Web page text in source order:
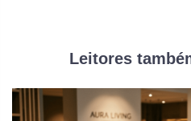
Leitores